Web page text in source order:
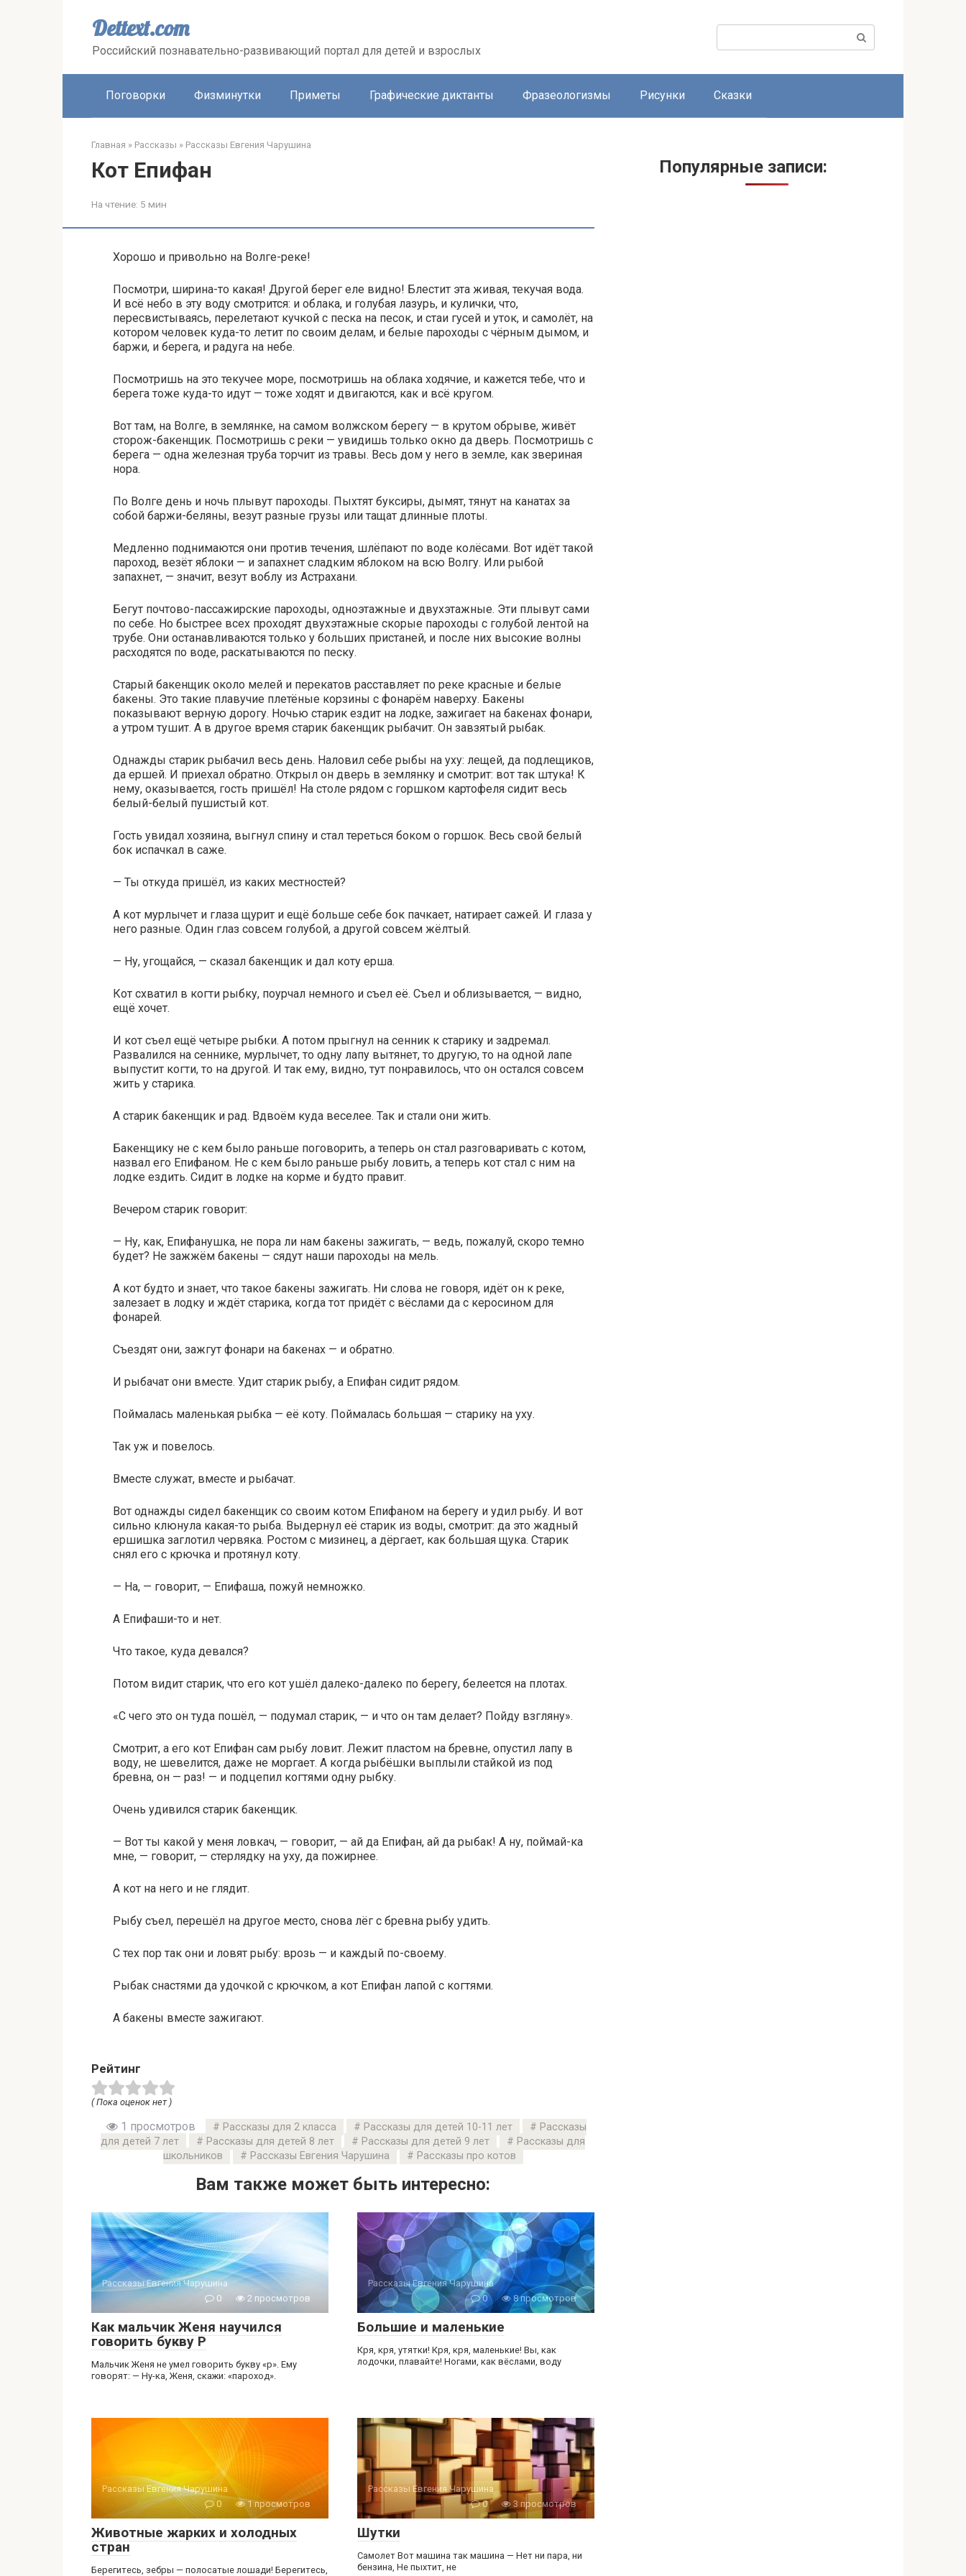
Dettext.com
Российский познавательно-развивающий портал для детей и взрослых
Поиск:
Поговорки Физминутки Приметы Графические диктанты Фразеологизмы Рисунки Сказки
Главная » Рассказы » Рассказы Евгения Чарушина
Кот Епифан
На чтение: 5 мин
Хорошо и привольно на Волге-реке!
Посмотри, ширина-то какая! Другой берег еле видно! Блестит эта живая, текучая вода.
И всё небо в эту воду смотрится: и облака, и голубая лазурь, и кулички, что,
пересвистываясь, перелетают кучкой с песка на песок, и стаи гусей и уток, и самолёт, на
котором человек куда-то летит по своим делам, и белые пароходы с чёрным дымом, и
баржи, и берега, и радуга на небе.
Посмотришь на это текучее море, посмотришь на облака ходячие, и кажется тебе, что и
берега тоже куда-то идут — тоже ходят и двигаются, как и всё кругом.
Вот там, на Волге, в землянке, на самом волжском берегу — в крутом обрыве, живёт
сторож-бакенщик. Посмотришь с реки — увидишь только окно да дверь. Посмотришь с
берега — одна железная труба торчит из травы. Весь дом у него в земле, как звериная
нора.
По Волге день и ночь плывут пароходы. Пыхтят буксиры, дымят, тянут на канатах за
собой баржи-беляны, везут разные грузы или тащат длинные плоты.
Медленно поднимаются они против течения, шлёпают по воде колёсами. Вот идёт такой
пароход, везёт яблоки — и запахнет сладким яблоком на всю Волгу. Или рыбой
запахнет, — значит, везут воблу из Астрахани.
Бегут почтово-пассажирские пароходы, одноэтажные и двухэтажные. Эти плывут сами
по себе. Но быстрее всех проходят двухэтажные скорые пароходы с голубой лентой на
трубе. Они останавливаются только у больших пристаней, и после них высокие волны
расходятся по воде, раскатываются по песку.
Старый бакенщик около мелей и перекатов расставляет по реке красные и белые
бакены. Это такие плавучие плетёные корзины с фонарём наверху. Бакены
показывают верную дорогу. Ночью старик ездит на лодке, зажигает на бакенах фонари,
а утром тушит. А в другое время старик бакенщик рыбачит. Он завзятый рыбак.
Однажды старик рыбачил весь день. Наловил себе рыбы на уху: лещей, да подлещиков,
да ершей. И приехал обратно. Открыл он дверь в землянку и смотрит: вот так штука! К
нему, оказывается, гость пришёл! На столе рядом с горшком картофеля сидит весь
белый-белый пушистый кот.
Гость увидал хозяина, выгнул спину и стал тереться боком о горшок. Весь свой белый
бок испачкал в саже.
— Ты откуда пришёл, из каких местностей?
А кот мурлычет и глаза щурит и ещё больше себе бок пачкает, натирает сажей. И глаза у
него разные. Один глаз совсем голубой, а другой совсем жёлтый.
— Ну, угощайся, — сказал бакенщик и дал коту ерша.
Кот схватил в когти рыбку, поурчал немного и съел её. Съел и облизывается, — видно,
ещё хочет.
И кот съел ещё четыре рыбки. А потом прыгнул на сенник к старику и задремал.
Развалился на сеннике, мурлычет, то одну лапу вытянет, то другую, то на одной лапе
выпустит когти, то на другой. И так ему, видно, тут понравилось, что он остался совсем
жить у старика.
А старик бакенщик и рад. Вдвоём куда веселее. Так и стали они жить.
Бакенщику не с кем было раньше поговорить, а теперь он стал разговаривать с котом,
назвал его Епифаном. Не с кем было раньше рыбу ловить, а теперь кот стал с ним на
лодке ездить. Сидит в лодке на корме и будто правит.
Вечером старик говорит:
— Ну, как, Епифанушка, не пора ли нам бакены зажигать, — ведь, пожалуй, скоро темно
будет? Не зажжём бакены — сядут наши пароходы на мель.
А кот будто и знает, что такое бакены зажигать. Ни слова не говоря, идёт он к реке,
залезает в лодку и ждёт старика, когда тот придёт с вёслами да с керосином для
фонарей.
Съездят они, зажгут фонари на бакенах — и обратно.
И рыбачат они вместе. Удит старик рыбу, а Епифан сидит рядом.
Поймалась маленькая рыбка — её коту. Поймалась большая — старику на уху.
Так уж и повелось.
Вместе служат, вместе и рыбачат.
Вот однажды сидел бакенщик со своим котом Епифаном на берегу и удил рыбу. И вот
сильно клюнула какая-то рыба. Выдернул её старик из воды, смотрит: да это жадный
ершишка заглотил червяка. Ростом с мизинец, а дёргает, как большая щука. Старик
снял его с крючка и протянул коту.
— На, — говорит, — Епифаша, пожуй немножко.
А Епифаши-то и нет.
Что такое, куда девался?
Потом видит старик, что его кот ушёл далеко-далеко по берегу, белеется на плотах.
«С чего это он туда пошёл, — подумал старик, — и что он там делает? Пойду взгляну».
Смотрит, а его кот Епифан сам рыбу ловит. Лежит пластом на бревне, опустил лапу в
воду, не шевелится, даже не моргает. А когда рыбёшки выплыли стайкой из под
бревна, он — раз! — и подцепил когтями одну рыбку.
Очень удивился старик бакенщик.
— Вот ты какой у меня ловкач, — говорит, — ай да Епифан, ай да рыбак! А ну, поймай-ка
мне, — говорит, — стерлядку на уху, да пожирнее.
А кот на него и не глядит.
Рыбу съел, перешёл на другое место, снова лёг с бревна рыбу удить.
С тех пор так они и ловят рыбу: врозь — и каждый по-своему.
Рыбак снастями да удочкой с крючком, а кот Епифан лапой с когтями.
А бакены вместе зажигают.
Рейтинг
( Пока оценок нет )
1 просмотров Рассказы для 2 класса Рассказы для детей 10-11 лет
Рассказы
для детей 7 лет
Рассказы для детей 8 лет Рассказы для детей 9 лет
Рассказы для
школьников
Рассказы Евгения Чарушина Рассказы про котов
Вам также может быть интересно:
Рассказы Евгения Чарушина
0
2 просмотров
Как мальчик Женя научился
говорить букву Р
Мальчик Женя не умел говорить букву «р». Ему
говорят: — Ну-ка, Женя, скажи: «пароход».
Рассказы Евгения Чарушина
0
8 просмотров
Большие и маленькие
Кря, кря, утятки! Кря, кря, маленькие! Вы, как
лодочки, плавайте! Ногами, как вёслами, воду
Рассказы Евгения Чарушина
0
1 просмотров
Животные жарких и холодных
стран
Берегитесь, зебры — полосатые лошади! Берегитесь,
Рассказы Евгения Чарушина
0
3 просмотров
Шутки
Самолет Вот машина так машина — Нет ни пара, ни
бензина, Не пыхтит, не
Популярные записи: